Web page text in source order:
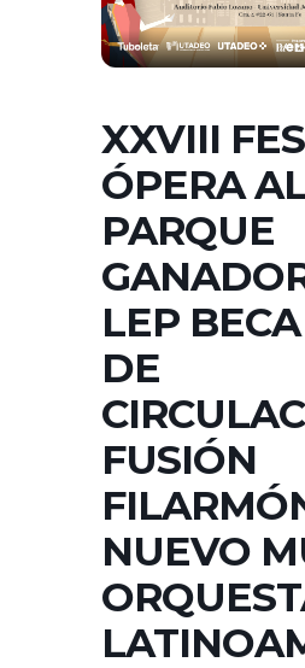
XXVIII
ÓPERA
PARQUE
LEP
DE
FUSIÓN
NUEVO